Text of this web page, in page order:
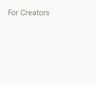
For Creators